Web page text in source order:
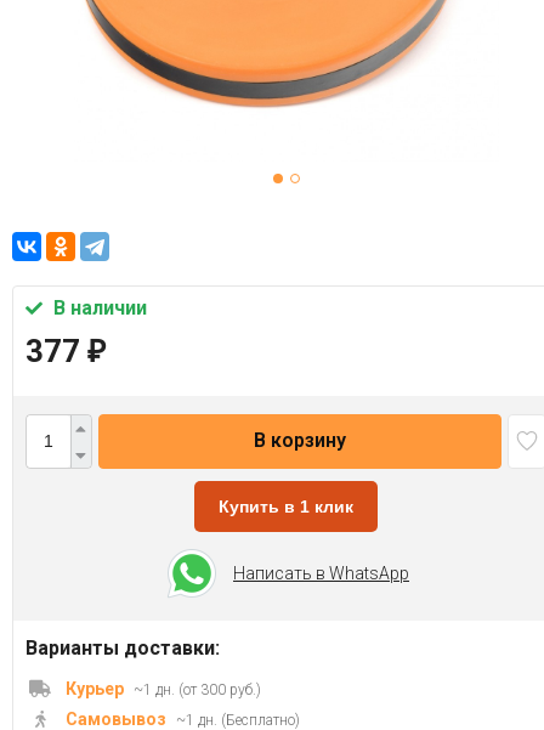
В наличии
377 ₽
В корзину
Купить в 1 клик
Написать в WhatsApp
Варианты доставки:
Курьер ~1 дн. (от 300 руб.)
Самовывоз ~1 дн. (Бесплатно)